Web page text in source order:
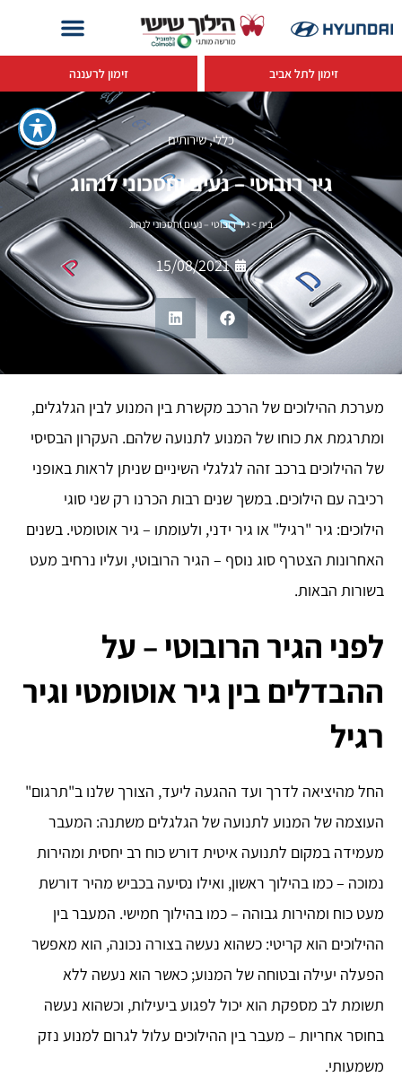
זימון לתל אביב זימון לרעננה
כללי,שירותים
גיר רובוטי – נעים וחסכוני לנהוג
בית>גיר רובוטי – נעים וחסכוני לנהוג
15/08/2021
מערכת ההילוכים של הרכב מקשרת בין המנוע לבין הגלגלים,
ומתרגמת את כוחו של המנוע לתנועה שלהם. העקרון הבסיסי
של ההילוכים ברכב זהה לגלגלי השיניים שניתן לראות באופני
רכיבה עם הילוכים. במשך שנים רבות הכרנו רק שני סוגי
הילוכים: גיר "רגיל" או גיר ידני, ולעומתו – גיר אוטומטי. בשנים
האחרונות הצטרף סוג נוסף – הגיר הרובוטי, ועליו נרחיב מעט
בשורות הבאות.
לפני הגיר הרובוטי – על
ההבדלים בין גיר אוטומטי וגיר
רגיל
החל מהיציאה לדרך ועד ההגעה ליעד, הצורך שלנו ב"תרגום"
העוצמה של המנוע לתנועה של הגלגלים משתנה: המעבר
מעמידה במקום לתנועה איטית דורש כוח רב יחסית ומהירות
נמוכה – כמו בהילוך ראשון, ואילו נסיעה בכביש מהיר דורשת
מעט כוח ומהירות גבוהה – כמו בהילוך חמישי. המעבר בין
ההילוכים הוא קריטי: כשהוא נעשה בצורה נכונה, הוא מאפשר
הפעלה יעילה ובטוחה של המנוע; כאשר הוא נעשה ללא
תשומת לב מספקת הוא יכול לפגוע ביעילות, וכשהוא נעשה
בחוסר אחריות – מעבר בין ההילוכים עלול לגרום למנוע נזק
משמעותי.